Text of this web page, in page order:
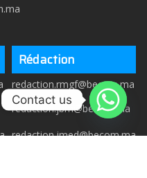
Rédaction
redaction.rmgf@becom.ma
redaction.jbm@becom.ma
redaction.jmed@becom.ma
Contact us